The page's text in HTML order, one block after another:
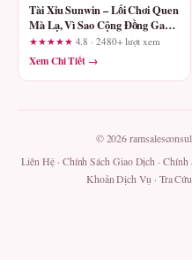
Tài Xỉu Sunwin – Lối Chơi Quen
Mà Lạ, Vì Sao Cộng Đồng Game
Thủ Mê Mẩn?
★★★★★ 4.8 · 2480+ lượt xem
Xem Chi Tiết →
© 2026
Liên Hệ· Chính Sách Giao Dịch ·Chính
Khoản Dịch Vụ · Tra